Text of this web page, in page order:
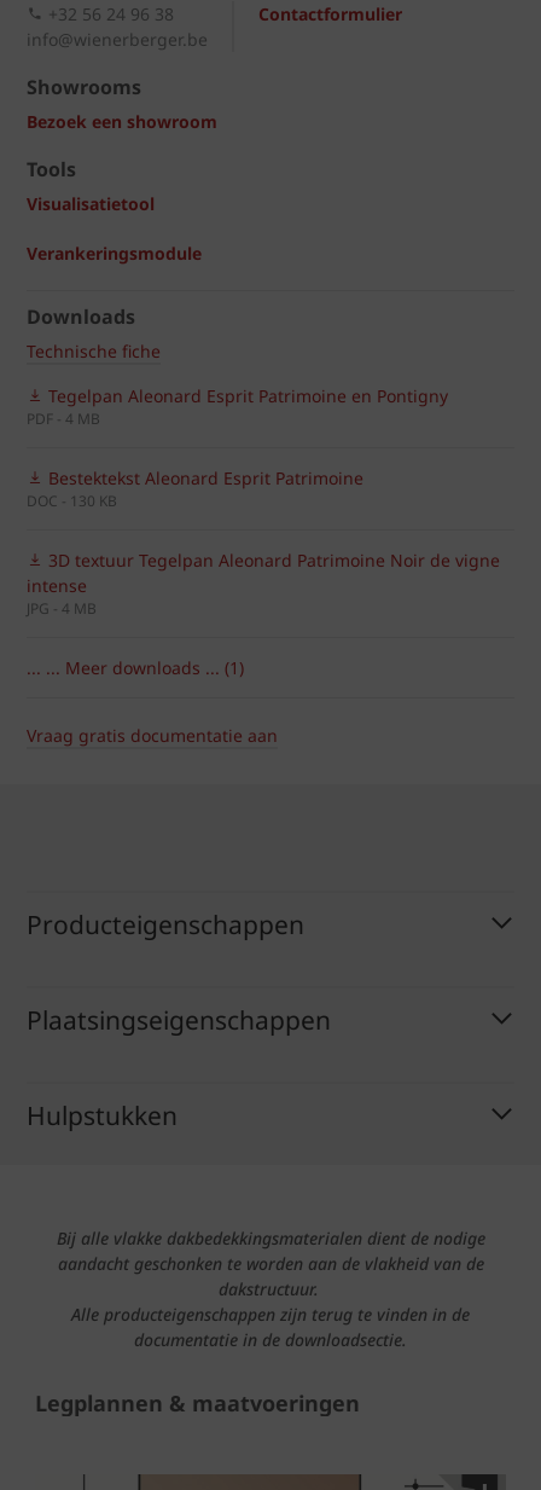
Contactformulier
+32 56 24 96 38
info@wienerberger.be
Showrooms
Bezoek een showroom
Tools
Visualisatietool
Verankeringsmodule
Downloads
Technische fiche
Tegelpan Aleonard Esprit Patrimoine en Pontigny
PDF - 4 MB
Bestektekst Aleonard Esprit Patrimoine
DOC - 130 KB
3D textuur Tegelpan Aleonard Patrimoine Noir de vigne
intense
JPG - 4 MB
... ... Meer downloads ... (1)
Vraag gratis documentatie aan
Producteigenschappen
Plaatsingseigenschappen
Hulpstukken
Bij alle vlakke dakbedekkingsmaterialen dient de nodige
aandacht geschonken te worden aan de vlakheid van de
dakstructuur.
Alle producteigenschappen zijn terug te vinden in de
documentatie in de downloadsectie.
Legplannen & maatvoeringen